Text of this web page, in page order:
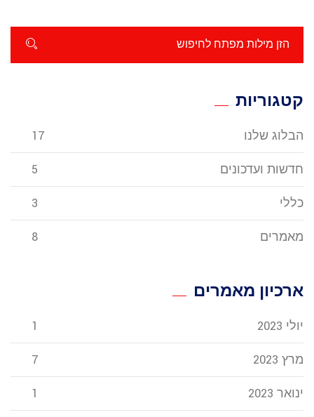
קטגוריות
הבלוג שלנו 17
חדשות ועדכונים 5
כללי 3
מאמרים 8
ארכיון מאמרים
יולי 2023 1
מרץ 2023 7
ינואר 2023 1